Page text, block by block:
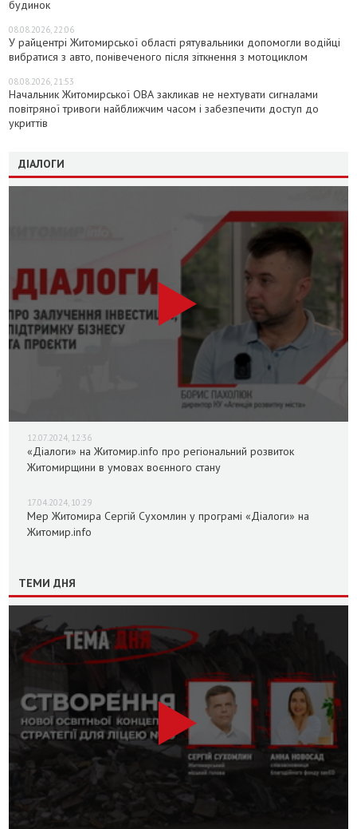
будинок
08.08.2026, 22:06
У райцентрі Житомирської області рятувальники допомогли водійці
вибратися з авто, понівеченого після зіткнення з мотоциклом
08.08.2026, 21:53
Начальник Житомирської ОВА закликав не нехтувати сигналами
повітряної тривоги найближчим часом і забезпечити доступ до
укриттів
ДІАЛОГИ
12.07.2024, 12:36
«Діалоги» на Житомир.info про регіональний розвиток
Житомирщини в умовах воєнного стану
17.04.2024, 10:29
Мер Житомира Сергій Сухомлин у програмі «Діалоги» на
Житомир.info
ТЕМИ ДНЯ